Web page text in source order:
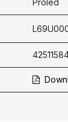
Proled